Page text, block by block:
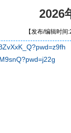
2026
【发布/编辑时